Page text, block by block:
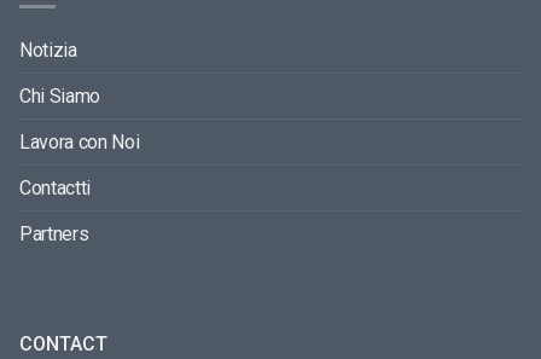
Notizia
Chi Siamo
Lavora con Noi
Contactti
Partners
CONTACT